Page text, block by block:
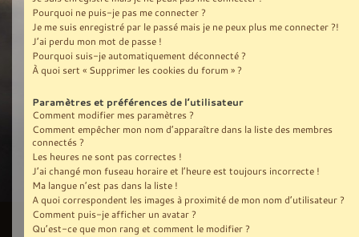
Pourquoi ne puis-je pas me connecter ?
Je me suis enregistré par le passé mais je ne peux plus me connecter ?!
J’ai perdu mon mot de passe !
Pourquoi suis-je automatiquement déconnecté ?
À quoi sert « Supprimer les cookies du forum » ?
Paramètres et préférences de l’utilisateur
Comment modifier mes paramètres ?
Comment empêcher mon nom d’apparaître dans la liste des membres
connectés ?
Les heures ne sont pas correctes !
J’ai changé mon fuseau horaire et l’heure est toujours incorrecte !
Ma langue n’est pas dans la liste !
A quoi correspondent les images à proximité de mon nom d’utilisateur ?
Comment puis-je afficher un avatar ?
Qu’est-ce que mon rang et comment le modifier ?